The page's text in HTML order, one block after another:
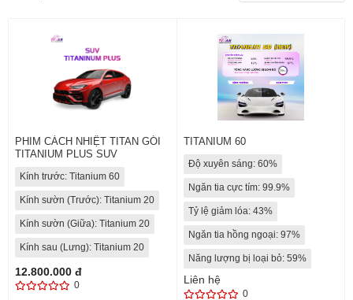
PHIM CÁCH NHIỆT TITAN GÓI
TITANIUM PLUS SUV
Kính trước: Titanium 60
Kính sườn (Trước): Titanium 20
Kính sườn (Giữa): Titanium 20
Kính sau (Lưng): Titanium 20
12.800.000 đ
0
TITANIUM 60
Độ xuyên sáng: 60%
Ngăn tia cực tím: 99.9%
Tỷ lệ giảm lóa: 43%
Ngăn tia hồng ngoại: 97%
Năng lượng bị loại bỏ: 59%
Liên hệ
0